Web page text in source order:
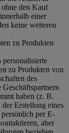
den Kauf
einer
keine weiteren
zu Produkten
zu Produkten von
des
haben (z. B.
Erstellung eines
per E-
aber